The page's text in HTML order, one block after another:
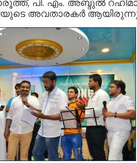
പി. എം. അബ്ദുല്‍
അവതാരകര്‍